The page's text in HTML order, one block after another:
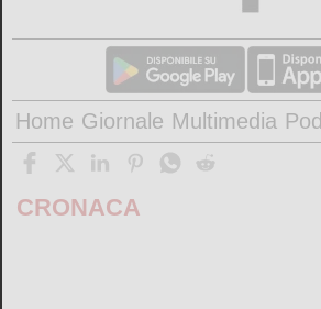
Home Giornale Multimedia
CRONACA